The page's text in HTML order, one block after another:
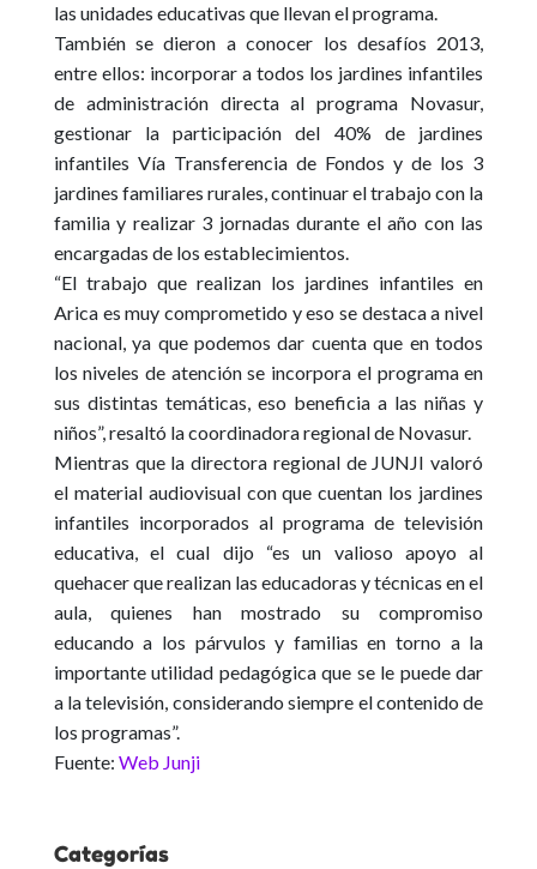
las unidades educativas que llevan el programa.
También se dieron a conocer los desafíos 2013,
entre ellos: incorporar a todos los jardines infantiles
de administración directa al programa Novasur,
gestionar la participación del 40% de jardines
infantiles Vía Transferencia de Fondos y de los 3
jardines familiares rurales, continuar el trabajo con la
familia y realizar 3 jornadas durante el año con las
encargadas de los establecimientos.
“El trabajo que realizan los jardines infantiles en
Arica es muy comprometido y eso se destaca a nivel
nacional, ya que podemos dar cuenta que en todos
los niveles de atención se incorpora el programa en
sus distintas temáticas, eso beneficia a las niñas y
niños”, resaltó la coordinadora regional de Novasur.
Mientras que la directora regional de JUNJI valoró
el material audiovisual con que cuentan los jardines
infantiles incorporados al programa de televisión
educativa, el cual dijo “es un valioso apoyo al
quehacer que realizan las educadoras y técnicas en el
aula, quienes han mostrado su compromiso
educando a los párvulos y familias en torno a la
importante utilidad pedagógica que se le puede dar
a la televisión, considerando siempre el contenido de
los programas”.
Fuente: Web Junji
Categorías